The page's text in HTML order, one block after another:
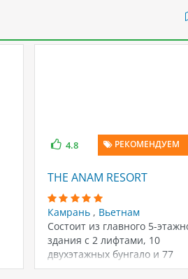
4.8 РЕКОМЕНДУЕМ
THE ANAM RESORT
Камрань , Вьетнам
Состоит из главного 5-
здания с 2 лифтами, 10
двухэтажных бунгало и 77
одноэтажных вилл.…